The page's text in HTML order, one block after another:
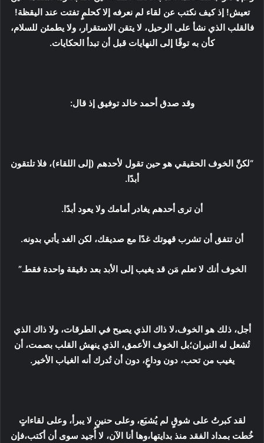
تعيش! إذ كيف نكتب عن لقاء لم نعرفه إلا كحلمٍ تفتت عند اليقظة!
فالقلب الذي نشأ على الرحيل، لا يتقن الاستقرار، ولا يطمئن للسلام،
كأن به توقًا إلى النهايات قبل أن تبدأ الحكايات.
وقد صدق أحمد خالد توفيق إذ قال:
“لكنَّ الخوف الحقيقي هو حين تقول لأحدهم (إلى اللقاء)، فلا تلتقون
أبدًا.
أن ترى أحدهم يغادر أمامك ولا يعود أبدًا.
أن تتفق أن تشرب قهوتك غدًا مع صديقك، لكن الغد يأتي بدونه.
الخوف أنك لا تعلم مَن قد يغيب إلى الأبد بعد دقيقة واحدة فقط.”
أجل، ذلك هو الخوف،لا ذاك الذي يصيح في الطرقات، ولا ذاك الذي
تُشعل له النيران؛بل الخوف الأعمق، الذي ينهش القلب بصمت، أن
يغيب من تحب، دون وداعٍ، دون أن تُدرك أنه الغياب الأخير.
لقد كبرتُ على شوقٍ لم يُشبَع، وعلى حنينٍ لا يبرأ، وعلى لقاءاتٍ
خُطت بمداد الفقد منذ بدايتها،وها أنا الآن، لا أُجيد سوى أن أكتب،فإن